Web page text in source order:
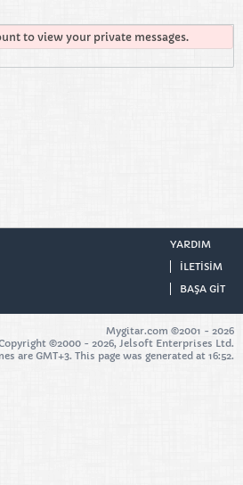
to view your private messages.
YARDIM
ILETISIM
BAŞA GIT
Mygitar.com ©2001 - 2026
©2000 - 2026, Jelsoft Enterprises Ltd.
are GMT+3. This page was generated at 16:52.